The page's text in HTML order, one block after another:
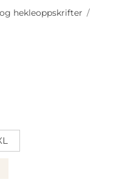
hekleoppskrifter /